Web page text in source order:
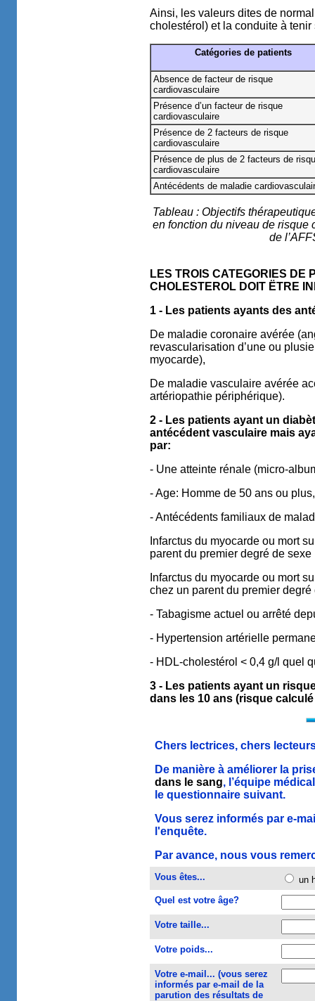
Ainsi, les valeurs dites de
cholestérol) et la conduite à
Catégories de patients
Absence de facteur de risque
cardiovasculaire
Présence d’un facteur de risque
cardiovasculaire
Présence de 2 facteurs de risque
cardiovasculaire
Présence de plus de 2 facteurs de
cardiovasculaire
Antécédents de maladie
Tableau : Objectifs
en fonction du niveau de risque
de
LES TROIS CATEGORIES DE
CHOLESTEROL DOIT ËTRE
1 - Les patients ayants des
De maladie coronaire avérée
revascularisation d’une ou
myocarde),
De maladie vasculaire avérée
artériopathie périphérique).
2 - Les patients ayant un
antécédent vasculaire mais
par:
- Une atteinte rénale (micro-
- Age: Homme de 50 ans ou
- Antécédents familiaux de
Infarctus du myocarde ou mort
parent du premier degré de sexe
Infarctus du myocarde ou mort
chez un parent du premier
- Tabagisme actuel ou arrêté
- Hypertension artérielle
- HDL-cholestérol < 0,4 g/l quel
3 - Les patients ayant un
dans les 10 ans (risque
Chers lectrices, chers
De manière à améliorer la
dans le sang, l’équipe
le questionnaire suivant.
Vous serez informés par e-
l'enquête.
Par avance, nous vous
Vous êtes...
un
Quel est votre âge?
Votre taille...
Votre poids...
Votre e-mail... (vous serez
informés par e-mail de la
parution des résultats de